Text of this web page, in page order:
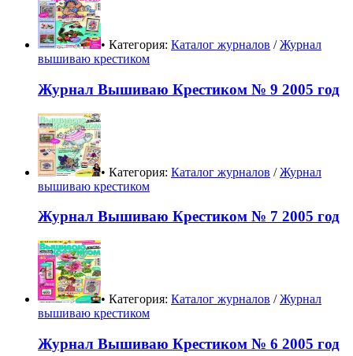
• Категория: Каталог журналов /Журнал
вышиваю крестиком
Журнал Вышиваю Крестиком № 9 2005 год
• Категория: Каталог журналов /Журнал
вышиваю крестиком
Журнал Вышиваю Крестиком № 7 2005 год
• Категория: Каталог журналов /Журнал
вышиваю крестиком
Журнал Вышиваю Крестиком № 6 2005 год